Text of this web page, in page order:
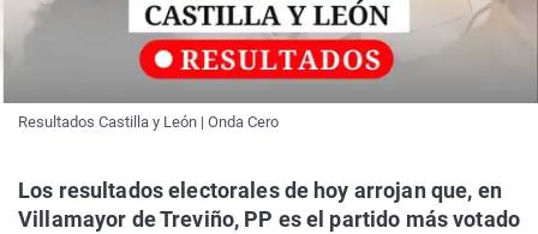
Resultados Castilla y León | Onda Cero
Los resultados electorales de hoy arrojan que, en
Villamayor de Treviño, PP es el partido más votado